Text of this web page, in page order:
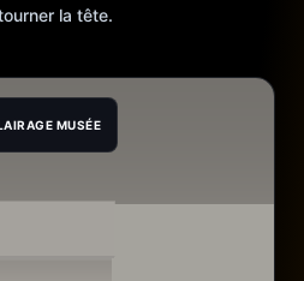
la tête.
MUSÉE